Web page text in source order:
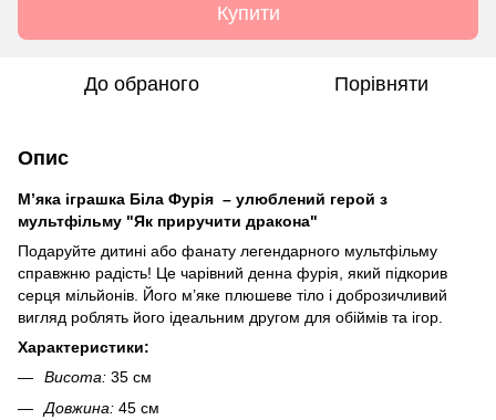
Купити
До обраного Порівняти
Опис
М’яка іграшка Біла Фурія – улюблений герой з
мультфільму "Як приручити дракона"
Подаруйте дитині або фанату легендарного мультфільму
справжню радість! Це чарівний денна фурія, який підкорив
серця мільйонів. Його м’яке плюшеве тіло і доброзичливий
вигляд роблять його ідеальним другом для обіймів та ігор.
Характеристики:
Висота: 35 см
Довжина: 45 см